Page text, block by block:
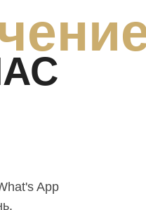
App